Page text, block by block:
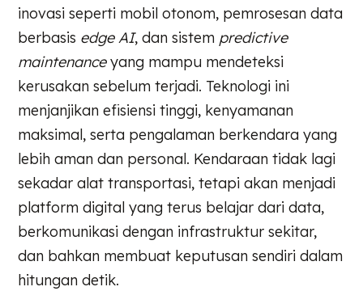
inovasi seperti mobil otonom, pemrosesan data
berbasis edge AI, dan sistem predictive
maintenanceyang mampu mendeteksi
kerusakan sebelum terjadi. Teknologi ini
menjanjikan efisiensi tinggi, kenyamanan
maksimal, serta pengalaman berkendara yang
lebih aman dan personal. Kendaraan tidak lagi
sekadar alat transportasi, tetapi akan menjadi
platform digital yang terus belajar dari data,
berkomunikasi dengan infrastruktur sekitar,
dan bahkan membuat keputusan sendiri dalam
hitungan detik.